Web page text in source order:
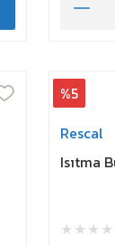
%5
Rescal
Isıtma